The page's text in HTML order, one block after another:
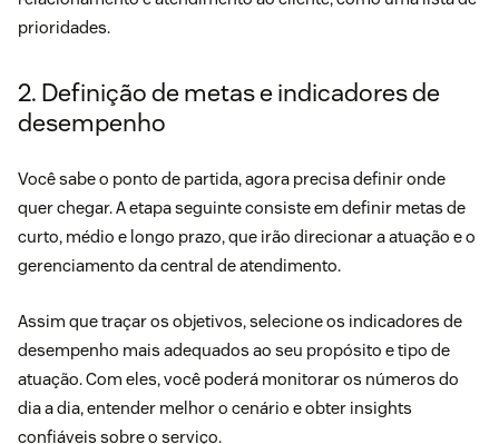
prioridades.
2. Definição de metas e indicadores de
desempenho
Você sabe o ponto de partida, agora precisa definir onde
quer chegar. A etapa seguinte consiste em definir metas de
curto, médio e longo prazo, que irão direcionar a atuação e o
gerenciamento da central de atendimento.
Assim que traçar os objetivos, selecione os indicadores de
desempenho mais adequados ao seu propósito e tipo de
atuação. Com eles, você poderá monitorar os números do
dia a dia, entender melhor o cenário e obter insights
confiáveis sobre o serviço.